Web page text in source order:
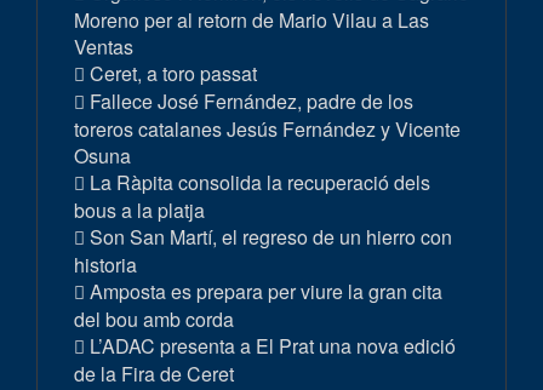
Moreno per al retorn de Mario Vilau a Las
Ventas
Ceret, a toro passat
Fallece José Fernández, padre de los
toreros catalanes Jesús Fernández y Vicente
Osuna
La Ràpita consolida la recuperació dels
bous a la platja
Son San Martí, el regreso de un hierro con
historia
Amposta es prepara per viure la gran cita
del bou amb corda
L’ADAC presenta a El Prat una nova edició
de la Fira de Ceret